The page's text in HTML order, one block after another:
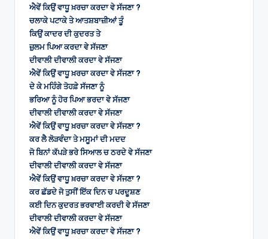
ਐਵੇਂ ਕਿਉਂ ਵਾਧੂ ਖ਼ਰਚਾ ਕਰਦਾ ਵੇ ਸੱਜਣਾ ?
ਚਲਾਕੇ ਪਟਾਕੇ ਤੇ ਆਤਸ਼ਬਾਜ਼ੀਆਂ ਤੂੰ
ਕਿਉਂ ਕਾਦਰ ਦੀ ਕੁਦਰਤ ਤੇ
ਜ਼ੁਲਮ ਪਿਆ ਕਰਦਾ ਵੇ ਸੱਜਣਾ
ਦੀਵਾਲੀ ਦੀਵਾਲੀ ਕਰਦਾ ਵੇ ਸੱਜਣਾ
ਐਵੇਂ ਕਿਉਂ ਵਾਧੂ ਖ਼ਰਚਾ ਕਰਦਾ ਵੇ ਸੱਜਣਾ ?
ਦੇ ਕੇ ਮਹਿੰਗੇ ਤੋਹਫ਼ੇ ਸੱਜਣਾ ਨੂੰ
ਭਰਿਆ ਨੂੰ ਹੋਰ ਪਿਆ ਭਰਦਾ ਵੇ ਸੱਜਣਾ
ਦੀਵਾਲੀ ਦੀਵਾਲੀ ਕਰਦਾ ਵੇ ਸੱਜਣਾ
ਐਵੇਂ ਕਿਉਂ ਵਾਧੂ ਖ਼ਰਚਾ ਕਰਦਾ ਵੇ ਸੱਜਣਾ ?
ਕਰ ਲੈ ਲੋੜਵੰਦਾ ਤੇ ਮਸੂਮਾਂ ਦੀ ਮਦਦ
ਜੋ ਬਿਨਾਂ ਕੱਪੜੇ ਭਰੇ ਸਿਆਲ ਚ ਠਰਦੇ ਵੇ ਸੱਜਣਾ
ਦੀਵਾਲੀ ਦੀਵਾਲੀ ਕਰਦਾ ਵੇ ਸੱਜਣਾ
ਐਵੇਂ ਕਿਉਂ ਵਾਧੂ ਖ਼ਰਚਾ ਕਰਦਾ ਵੇ ਸੱਜਣਾ ?
ਕਰ ਛੱਡਦੇ ਜੋ ਤੁਸੀਂ ਇੱਕ ਦਿਨ ਚ ਪਰਦੂਸ਼ਣ
ਕਈ ਦਿਨ ਕੁਦਰਤ ਭਰਵਾਈ ਕਰਦੀ ਵੇ ਸੱਜਣਾ
ਦੀਵਾਲੀ ਦੀਵਾਲੀ ਕਰਦਾ ਵੇ ਸੱਜਣਾ
ਐਵੇਂ ਕਿਉਂ ਵਾਧੂ ਖ਼ਰਚਾ ਕਰਦਾ ਵੇ ਸੱਜਣਾ ?